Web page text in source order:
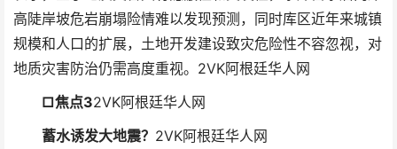
高陡岸坡危岩崩塌险情难以发现预测，同时库区近年来城镇
规模和人口的扩展，土地开发建设致灾危险性不容忽视，对
地质灾害防治仍需高度重视。 2VK阿根廷华人网
□焦点32VK阿根廷华人网
蓄水诱发大地震？ 2VK阿根廷华人网